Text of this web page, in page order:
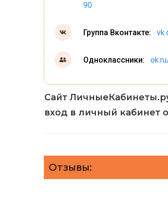
90
Группа Вконтакте:
Одноклассники:
Сайт
вход в личный кабинет
Отзывы: